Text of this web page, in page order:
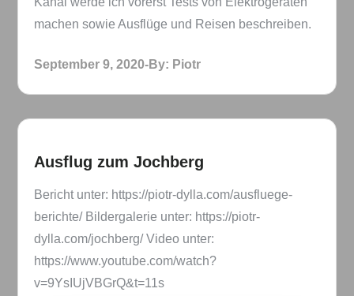
machen sowie Ausflüge und Reisen beschreiben.
Posted
September 9, 2020 By: Piotr
Ausflug zum Jochberg
Bericht unter: https://piotr-dylla.com/ausfluege-
berichte/ Bildergalerie unter: https://piotr-
dylla.com/jochberg/ Video unter:
https://www.youtube.com/watch?
v=9YsIUjVBGrQ&t=11s